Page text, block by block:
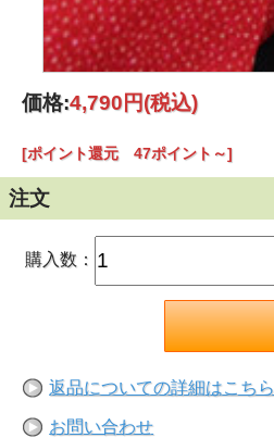
価格:4,790円(税込)
[ポイント還元 47ポイント～]
注文
購入数：
返品についての詳細はこちら
お問い合わせ